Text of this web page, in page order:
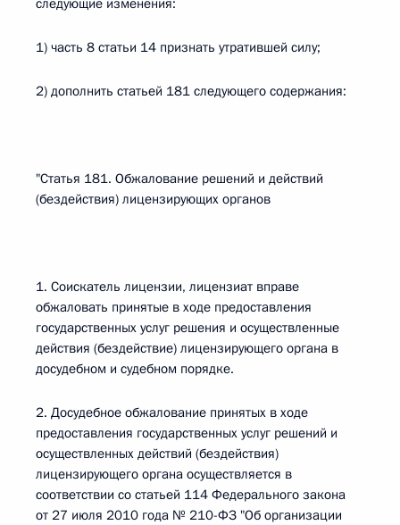
следующие изменения:
1) часть 8 статьи 14 признать утратившей силу;
2) дополнить статьей 181 следующего содержания:
"Статья 181. Обжалование решений и действий
(бездействия) лицензирующих органов
1. Соискатель лицензии, лицензиат вправе
обжаловать принятые в ходе предоставления
государственных услуг решения и осуществленные
действия (бездействие) лицензирующего органа в
досудебном и судебном порядке.
2. Досудебное обжалование принятых в ходе
предоставления государственных услуг решений и
осуществленных действий (бездействия)
лицензирующего органа осуществляется в
соответствии со статьей 114 Федерального закона
от 27 июля 2010 года № 210-ФЗ "Об организации